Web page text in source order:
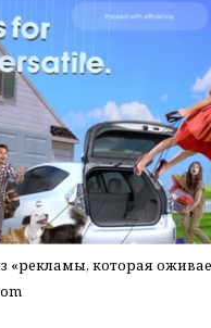
«рекламы, которая